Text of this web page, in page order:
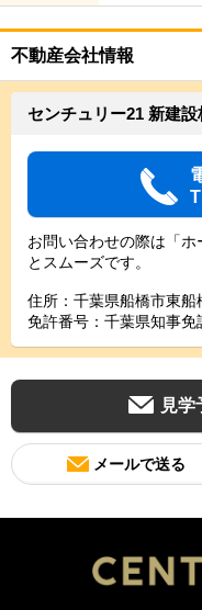
不動産会社情報
センチュリー21 新建
お問い合わせの際は「ホ
とスムーズです。
住所：千葉県船橋市東船
免許番号：千葉県知事
見学
メールで送る